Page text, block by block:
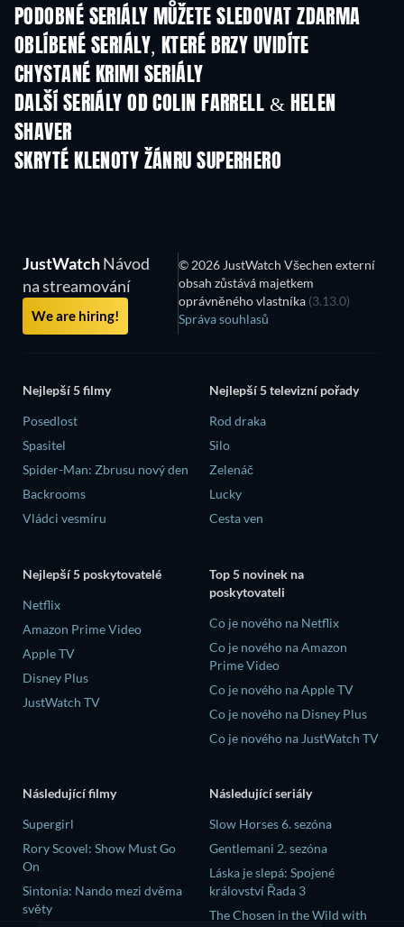
PODOBNÉ SERIÁLY MŮŽETE SLEDOVAT ZDARMA
TV TV
OBLÍBENÉ SERIÁLY, KTERÉ BRZY UVIDÍTE
TV TV
CHYSTANÉ KRIMI SERIÁLY
Řada 6
DALŠÍ SERIÁLY OD COLIN FARRELL & HELEN
SHAVER
SKRYTÉ KLENOTY ŽÁNRU SUPERHERO
TV
JustWatchNávod
na streamování
We are hiring!
© 2026 JustWatch Všechen externí
obsah zůstává majetkem
oprávněného vlastníka (3.13.0)
Správa souhlasů
Nejlepší 5 filmy
Posedlost
Spasitel
Spider-Man: Zbrusu nový den
Backrooms
Vládci vesmíru
Nejlepší 5 televizní pořady
Rod draka
Silo
Zelenáč
Lucky
Cesta ven
Nejlepší 5 poskytovatelé
Netflix
Amazon Prime Video
Apple TV
Disney Plus
JustWatch TV
Top 5 novinek na
poskytovateli
Co je nového na Netflix
Co je nového na Amazon
Prime Video
Co je nového na Apple TV
Co je nového na Disney Plus
Co je nového na JustWatch TV
Následující filmy
Supergirl
Rory Scovel: Show Must Go
On
Sintonia: Nando mezi dvěma
světy
Následující seriály
Slow Horses 6. sezóna
Gentlemani 2. sezóna
Láska je slepá: Spojené
království Řada 3
The Chosen in the Wild with